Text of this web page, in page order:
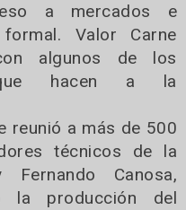
a mercados e
Valor Carne
algunos de los
que hacen a la
reunió a más de 500
técnicos de la
Canosa,
la producción del